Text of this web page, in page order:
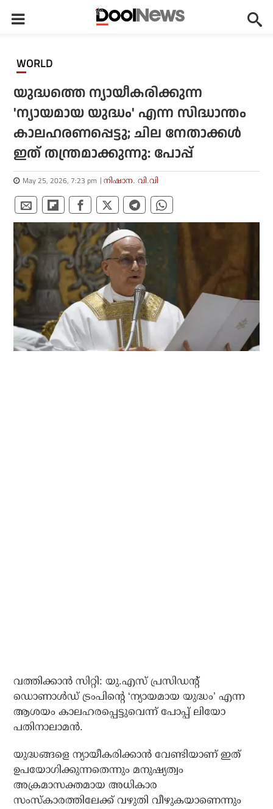
WORLD
യുദ്ധത്തെ ന്യായീകരിക്കുന്ന
'ന്യായമായ യുദ്ധം' എന്ന സിദ്ധാന്തം
കാലഹരണപ്പെട്ടു; ചില നേതാക്കള്‍
ഇത് തന്ത്രമാക്കുന്നു: പോപ്പ്
May 25, 2026, 7:23 pm നിഷാന. വി.വി
വത്തിക്കാന്‍ സിറ്റി: യു.എസ് പ്രസിഡന്റ്
ഡൊണാള്‍ഡ് ട്രംപിന്റെ ‘ന്യായമായ യുദ്ധം’ എന്ന
ആശയം കാലഹരപ്പെട്ടുവെന്ന് പോപ്പ് ലിയോ
പതിനാലാമന്‍.
യുദ്ധങ്ങളെ ന്യായീകരിക്കാന്‍ വേണ്ടിയാണ് ഇത്
ഉപയോഗിക്കുന്നതെന്നും മനുഷ്യത്വം
അക്രമാസക്തമായ അധികാര
സംസ്‌കാരത്തിലേക്ക് വഴുതി വീഴുകയാണെന്നും